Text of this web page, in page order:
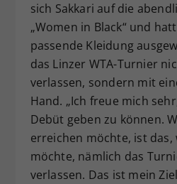
sich Sakkari auf die
„Women in Black“ und
passende Kleidung
das Linzer WTA-Turnier
verlassen, sondern mit
Hand. „Ich freue mich
Debüt geben zu können.
erreichen möchte, ist
möchte, nämlich das
verlassen. Das ist mein